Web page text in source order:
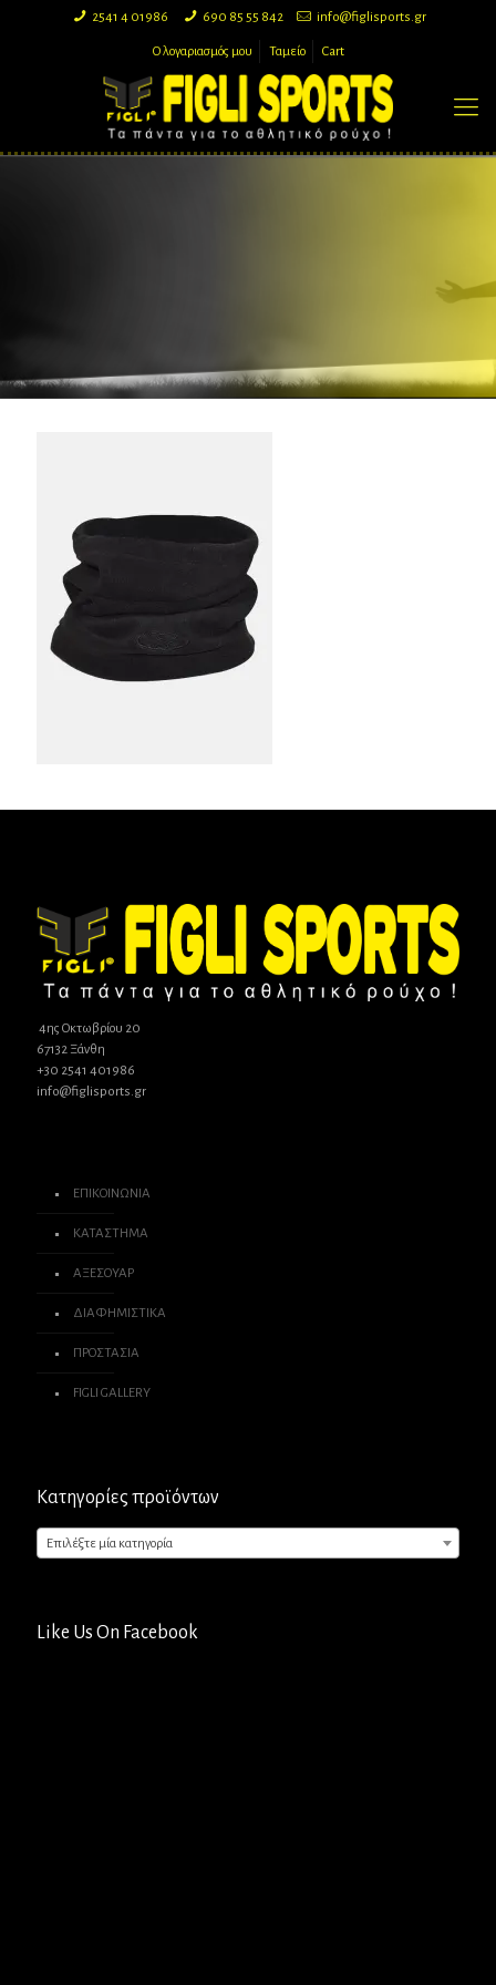
2541 4 01986 690 85 55 842 info@figlisports.gr
Ο λογαριασμός μου Ταμείο Cart
4ης Οκτωβρίου 20
67132 Ξάνθη
+30 2541 401986
info@figlisports.gr
ΕΠΙΚΟΙΝΩΝΙΑ
ΚΑΤΑΣΤΗΜΑ
ΑΞΕΣΟΥΑΡ
ΔΙΑΦΗΜΙΣΤΙΚΑ
ΠΡΟΣΤΑΣΙΑ
FIGLI GALLERY
Κατηγορίες προϊόντων
Επιλέξτε μία κατηγορία
Like Us On Facebook